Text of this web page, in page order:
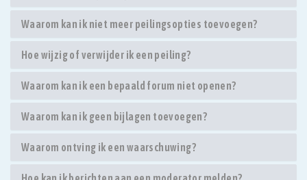
Waarom kan ik niet meer peilingsopties toevoegen?
Hoe wijzig of verwijder ik een peiling?
Waarom kan ik een bepaald forum niet openen?
Waarom kan ik geen bijlagen toevoegen?
Waarom ontving ik een waarschuwing?